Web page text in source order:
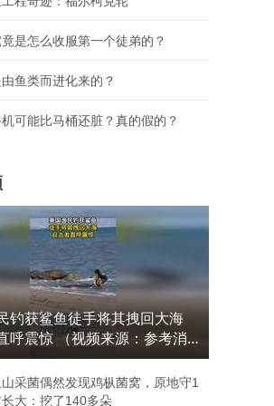
是怎么收服第一个徒弟的？
由鱼类而进化来的？
可能比马桶还脏？真的假的？
钓获鲨鱼徒手将其拽回大海
呼震惊 （视频来源：参考消
采菌偶然发现鸡枞菌窝，原地守1
大：挖了140多朵